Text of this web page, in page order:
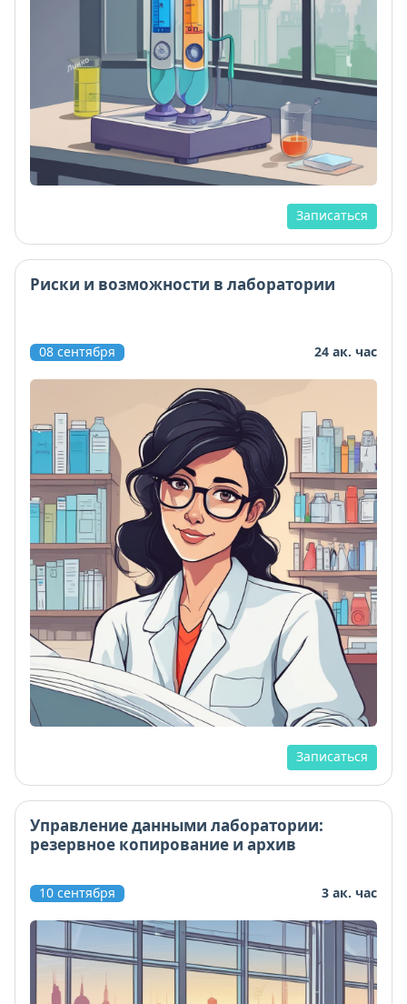
Записаться
Риски и возможности в лаборатории
08 сентября 24 ак. час
Записаться
Управление данными лаборатории:
резервное копирование и архив
10 сентября 3 ак. час